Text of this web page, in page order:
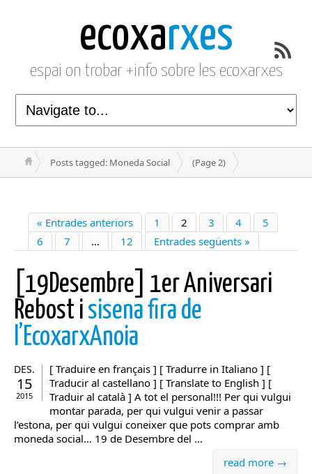
ecoxarxes
espai on trobar +info sobre les ecoxarxes
Posts tagged: Moneda Social (Page 2)
« Entrades anteriors 1 2 3 4
5
6
7 … 12 Entrades següents »
[19Desembre] 1er Aniversari
Rebost i sisena fira de
l’EcoxarxAnoia
DES.
15
2015
[ Traduire en français ] [ Tradurre in Italiano ] [
Traducir al castellano ] [ Translate to English ] [
Traduir al català ] A tot el personal!!! Per qui vulgui
montar parada, per qui vulgui venir a passar
l’estona, per qui vulgui coneixer que pots comprar amb
moneda social… 19 de Desembre del ...
read more →